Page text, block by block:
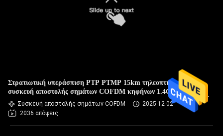
Στρατιωτική υπεράσπιση PTP PTMP 15km τηλεοπτική
συσκευή αποστολής σημάτων COFDM κηφήνων 1.4G
Συσκευή αποστολής σημάτων COFDM
2025-12-02
2036 απόψεις